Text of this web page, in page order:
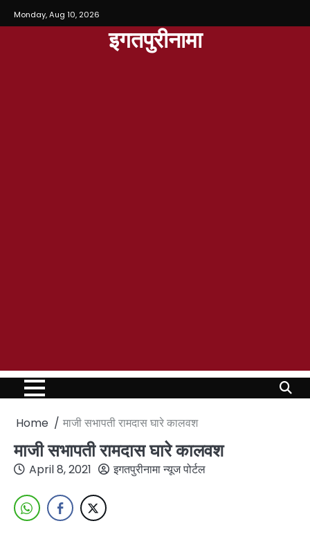
Monday, Aug 10, 2026
इगतपुरीनामा
Home माजी सभापती रामदास घारे कालवश
माजी सभापती रामदास घारे कालवश
April 8, 2021 इगतपुरीनामा न्यूज पोर्टल